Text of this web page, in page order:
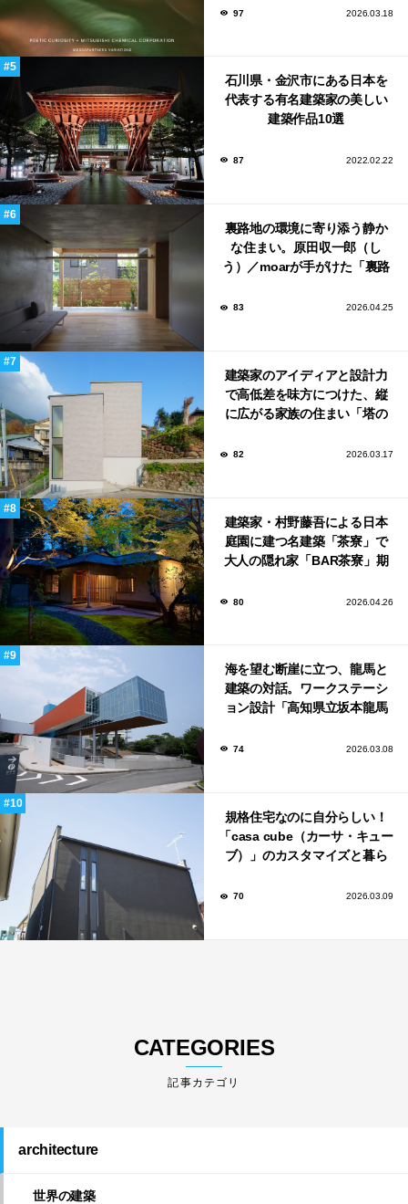
ンウィーク2026で初出展
97 2026.03.18
石川県・金沢市にある日本を
代表する有名建築家の美しい
建築作品10選
87 2022.02.22
裏路地の環境に寄り添う静か
な住まい。原田収一郎（し
う）／moarが手がけた「裏路
83 2026.04.25
建築家のアイディアと設計力
で高低差を味方につけた、縦
に広がる家族の住まい「塔の
82 2026.03.17
建築家・村野藤吾による日本
庭園に建つ名建築「茶寮」で
大人の隠れ家「BAR茶寮」期
80 2026.04.26
海を望む断崖に立つ、龍馬と
建築の対話。ワークステーシ
ョン設計「高知県立坂本龍馬
74 2026.03.08
規格住宅なのに自分らしい！
「casa cube（カーサ・キュー
ブ）」のカスタマイズと暮ら
70 2026.03.09
CATEGORIES
architecture
世界の建築